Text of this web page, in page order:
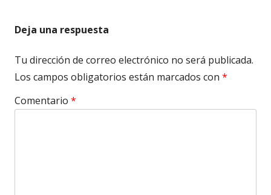
Deja una respuesta
Tu dirección de correo electrónico no será publicada.
Los campos obligatorios están marcados con *
Comentario *